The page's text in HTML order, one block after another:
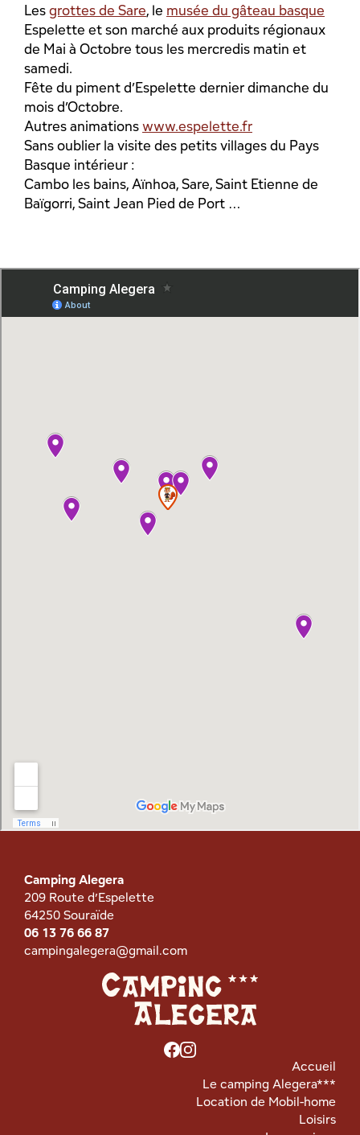
Lesgrottes de Sare, le musée du gâteau basque
Espelette et son marché aux produits régionaux
de Mai à Octobre tous les mercredis matin et
samedi.
Fête du piment d’Espelette dernier dimanche du
mois d’Octobre.
Autres animationswww.espelette.fr
Sans oublier la visite des petits villages du Pays
Basque intérieur :
Cambo les bains, Aïnhoa, Sare, Saint Etienne de
Baïgorri, Saint Jean Pied de Port …
Camping Alegera
209 Route d’Espelette
64250 Souraïde
06 13 76 66 87
campingalegera@gmail.com
Accueil
Le camping Alegera***
Location de Mobil-home
Loisirs